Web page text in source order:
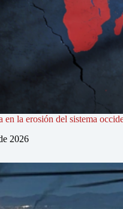
en la erosión del sistema
2026